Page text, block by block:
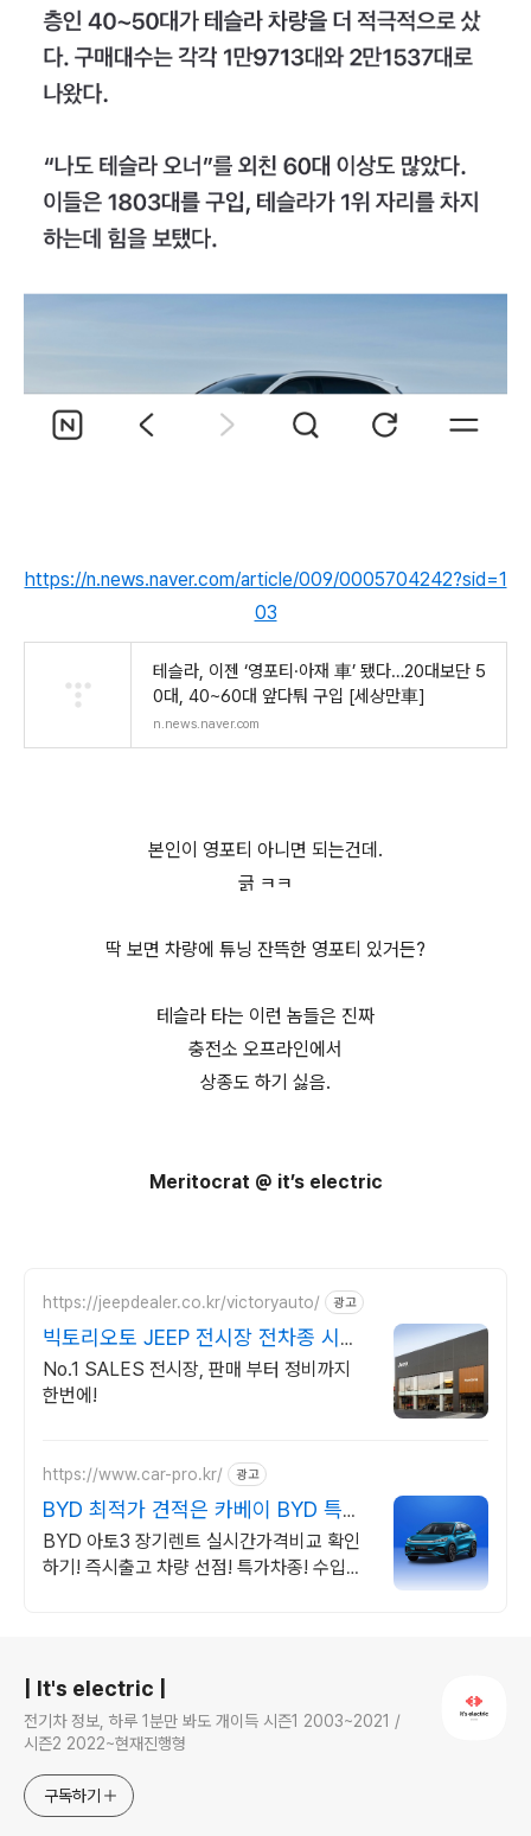
https://n.news.naver.com/article/009/0005704242?sid=1
03
테슬라, 이젠 ‘영포티·아재 車’ 됐다…20대보단 5
0대, 40~60대 앞다퉈 구입 [세상만車]
n.news.naver.com
본인이 영포티 아니면 되는건데.
긁 ㅋㅋ
딱 보면 차량에 튜닝 잔뜩한 영포티 있거든?
테슬라 타는 이런 놈들은 진짜
충전소 오프라인에서
상종도 하기 싫음.
Meritocrat @ it’s electric
https://jeepdealer.co.kr/victoryauto/ 광고
빅토리오토 JEEP 전시장 전차종 시승
가능,친절한 상담
No.1 SALES 전시장, 판매 부터 정비까지
한번에!
https://www.car-pro.kr/ 광고
BYD 최적가 견적은 카베이 BYD 특가
차량 무료견적
BYD 아토3 장기렌트 실시간가격비교 확인
하기! 즉시출고 차량 선점! 특가차종! 수입차
| It's electric |
전기차 정보, 하루 1분만 봐도 개이득 시즌1 2003~2021 /
시즌2 2022~현재진행형
구독하기